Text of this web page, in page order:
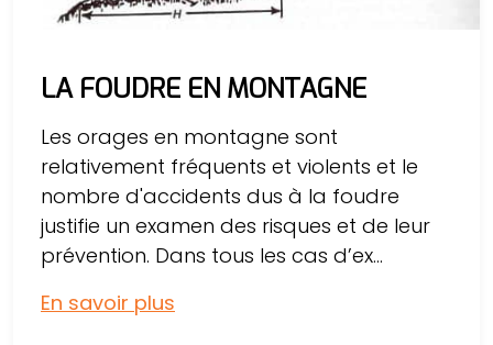
LA FOUDRE EN MONTAGNE
Les orages en montagne sont
relativement fréquents et violents et le
nombre d'accidents dus à la foudre
justifie un examen des risques et de leur
prévention. Dans tous les cas d’ex...
En savoir plus